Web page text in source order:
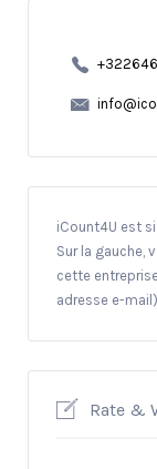
iCount4U est
Sur la gauche,
cette
adresse e-
Rate &